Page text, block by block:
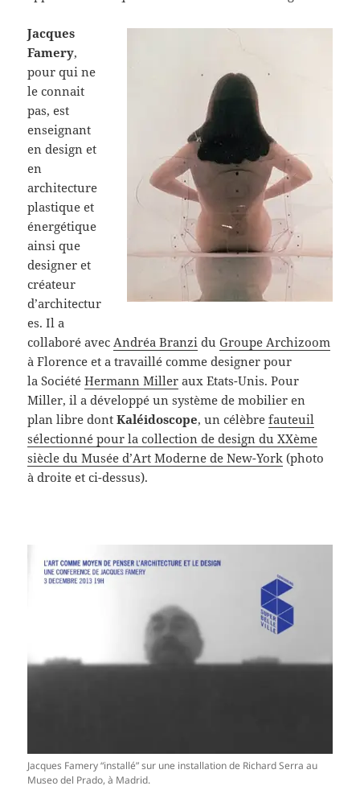
Jacques
Famery,
pour qui ne
le connait
pas, est
enseignant
en design et
en
architecture
plastique et
énergétique
ainsi que
designer et
créateur
d’architectur
es. Il a
collaboré avec Andréa Branzi duGroupe Archizoom
à Florence et a travaillé comme designer pour
la SociétéHermann Miller aux Etats-Unis. Pour
Miller, il a développé un système de mobilier en
plan libre dontKaléidoscope, un célèbrefauteuil
sélectionné pour la collection de design du XXème
siècle du Musée d’Art Moderne de New-York (photo
à droite et ci-dessus).
Jacques Famery “installé” sur une installation de Richard Serra au
Museo del Prado, à Madrid.